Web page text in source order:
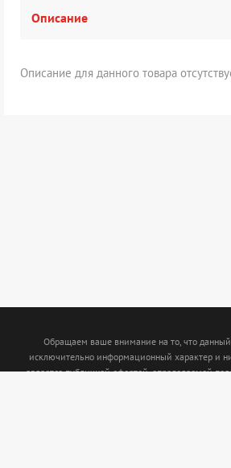
Описание
Описание для данного товара
Обращаем ваше внимание на то, что данный
исключительно информационный характер и
является публичной офертой, определяемой